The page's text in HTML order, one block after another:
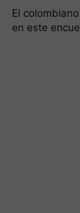
El
en este